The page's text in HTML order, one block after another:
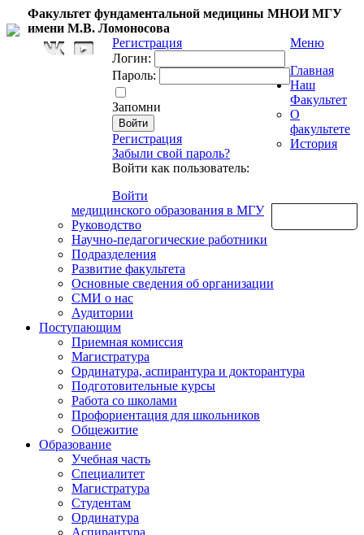
Факультет фундаментальной медицины МНОИ МГУ
имени М.В. Ломоносова
Регистрация
Логин:
Пароль:
Запомни
Регистрация
Забыли свой пароль?
Войти как пользователь:
Войти
Меню
Главная
Наш
Факультет
О
факультете
История
медицинского образования в МГУ
Руководство
Научно-педагогические работники
Подразделения
Развитие факультета
Основные сведения об организации
СМИ о нас
Аудитории
Поступающим
Приемная комиссия
Магистратура
Ординатура, аспирантура и докторантура
Подготовительные курсы
Работа со школами
Профориентация для школьников
Общежитие
Образование
Учебная часть
Специалитет
Магистратура
Студентам
Ординатура
Аспирантура